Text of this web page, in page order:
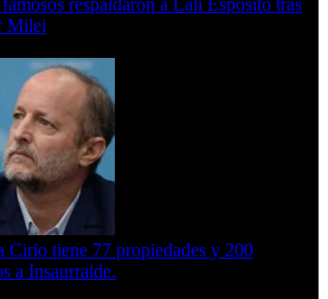
respaldaron a Lali Espósito tras
Milei
Cirio tiene 77 propiedades y 200
a Insaurralde.